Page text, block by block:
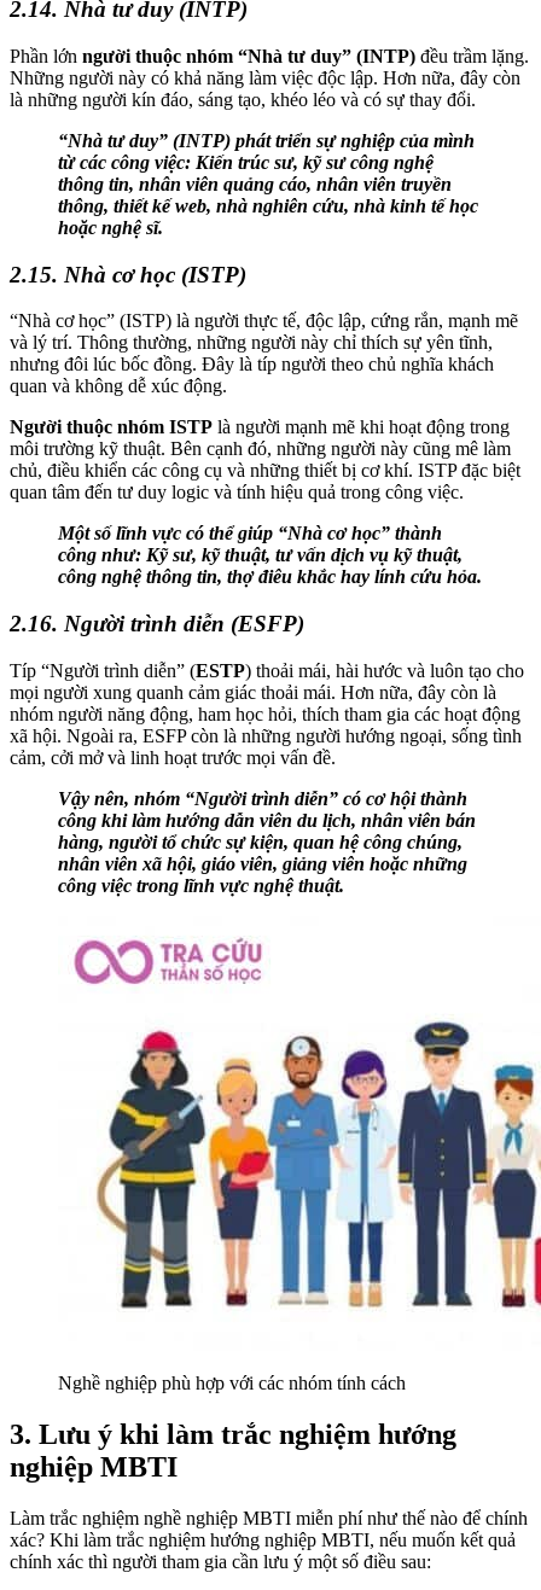
2.14. Nhà tư duy (INTP)
Phần lớn người thuộc nhóm “Nhà tư duy” (INTP) đều trầm lặng.
Những người này có khả năng làm việc độc lập. Hơn nữa, đây còn
là những người kín đáo, sáng tạo, khéo léo và có sự thay đổi.
“Nhà tư duy” (INTP) phát triển sự nghiệp của mình
từ các công việc: Kiến trúc sư, kỹ sư công nghệ
thông tin, nhân viên quảng cáo, nhân viên truyền
thông, thiết kế web, nhà nghiên cứu, nhà kinh tế học
hoặc nghệ sĩ.
2.15. Nhà cơ học (ISTP)
“Nhà cơ học” (ISTP) là người thực tế, độc lập, cứng rắn, mạnh mẽ
và lý trí. Thông thường, những người này chỉ thích sự yên tĩnh,
nhưng đôi lúc bốc đồng. Đây là típ người theo chủ nghĩa khách
quan và không dễ xúc động.
Người thuộc nhóm ISTP là người mạnh mẽ khi hoạt động trong
môi trường kỹ thuật. Bên cạnh đó, những người này cũng mê làm
chủ, điều khiển các công cụ và những thiết bị cơ khí. ISTP đặc biệt
quan tâm đến tư duy logic và tính hiệu quả trong công việc.
Một số lĩnh vực có thể giúp “Nhà cơ học” thành
công như: Kỹ sư, kỹ thuật, tư vấn dịch vụ kỹ thuật,
công nghệ thông tin, thợ điêu khắc hay lính cứu hỏa.
2.16. Người trình diễn (ESFP)
Típ “Người trình diễn” (ESTP) thoải mái, hài hước và luôn tạo cho
mọi người xung quanh cảm giác thoải mái. Hơn nữa, đây còn là
nhóm người năng động, ham học hỏi, thích tham gia các hoạt động
xã hội. Ngoài ra, ESFP còn là những người hướng ngoại, sống tình
cảm, cởi mở và linh hoạt trước mọi vấn đề.
Vậy nên, nhóm “Người trình diễn” có cơ hội thành
công khi làm hướng dẫn viên du lịch, nhân viên bán
hàng, người tổ chức sự kiện, quan hệ công chúng,
nhân viên xã hội, giáo viên, giảng viên hoặc những
công việc trong lĩnh vực nghệ thuật.
Nghề nghiệp phù hợp với các nhóm tính cách
3. Lưu ý khi làm trắc nghiệm hướng
nghiệp MBTI
Làm trắc nghiệm nghề nghiệp MBTI miễn phí như thế nào để chính
xác? Khi làm trắc nghiệm hướng nghiệp MBTI, nếu muốn kết quả
chính xác thì người tham gia cần lưu ý một số điều sau: